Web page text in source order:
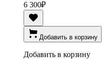
6 300₽
Добавить в корзину
Добавить в корзину